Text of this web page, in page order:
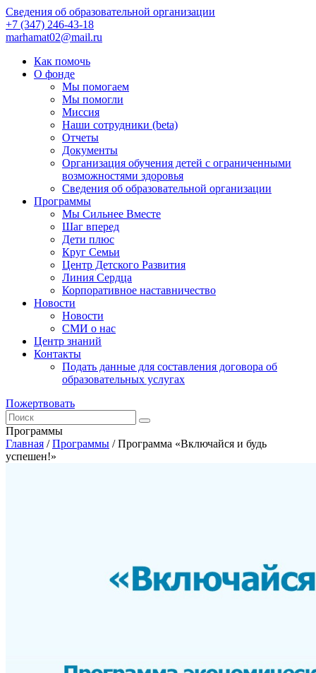
Сведения об образовательной организации
+7 (347) 246-43-18
marhamat02@mail.ru
Как помочь
О фонде
Мы помогаем
Мы помогли
Миссия
Наши сотрудники (beta)
Отчеты
Документы
Организация обучения детей с ограниченными
возможностями здоровья
Сведения об образовательной организации
Программы
Мы Сильнее Вместе
Шаг вперед
Дети плюс
Круг Семьи
Центр Детского Развития
Линия Сердца
Корпоративное наставничество
Новости
Новости
СМИ о нас
Центр знаний
Контакты
Подать данные для составления договора об
образовательных услугах
Пожертвовать
Программы
Главная / Программы / Программа «Включайся и будь
успешен!»